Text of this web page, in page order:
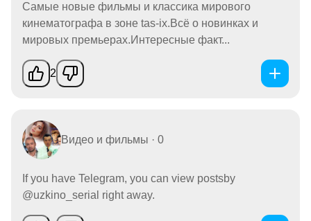
Самые новые фильмы и классика мирового
кинематографа в зоне tas-ix.Всё о новинках и
мировых премьерах.Интересные факт...
2
Видео и фильмы · 0
If you have Telegram, you can view postsby
@uzkino_serial right away.